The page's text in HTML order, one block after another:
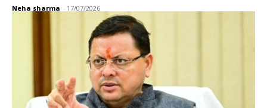
Neha sharma - 17/07/2026